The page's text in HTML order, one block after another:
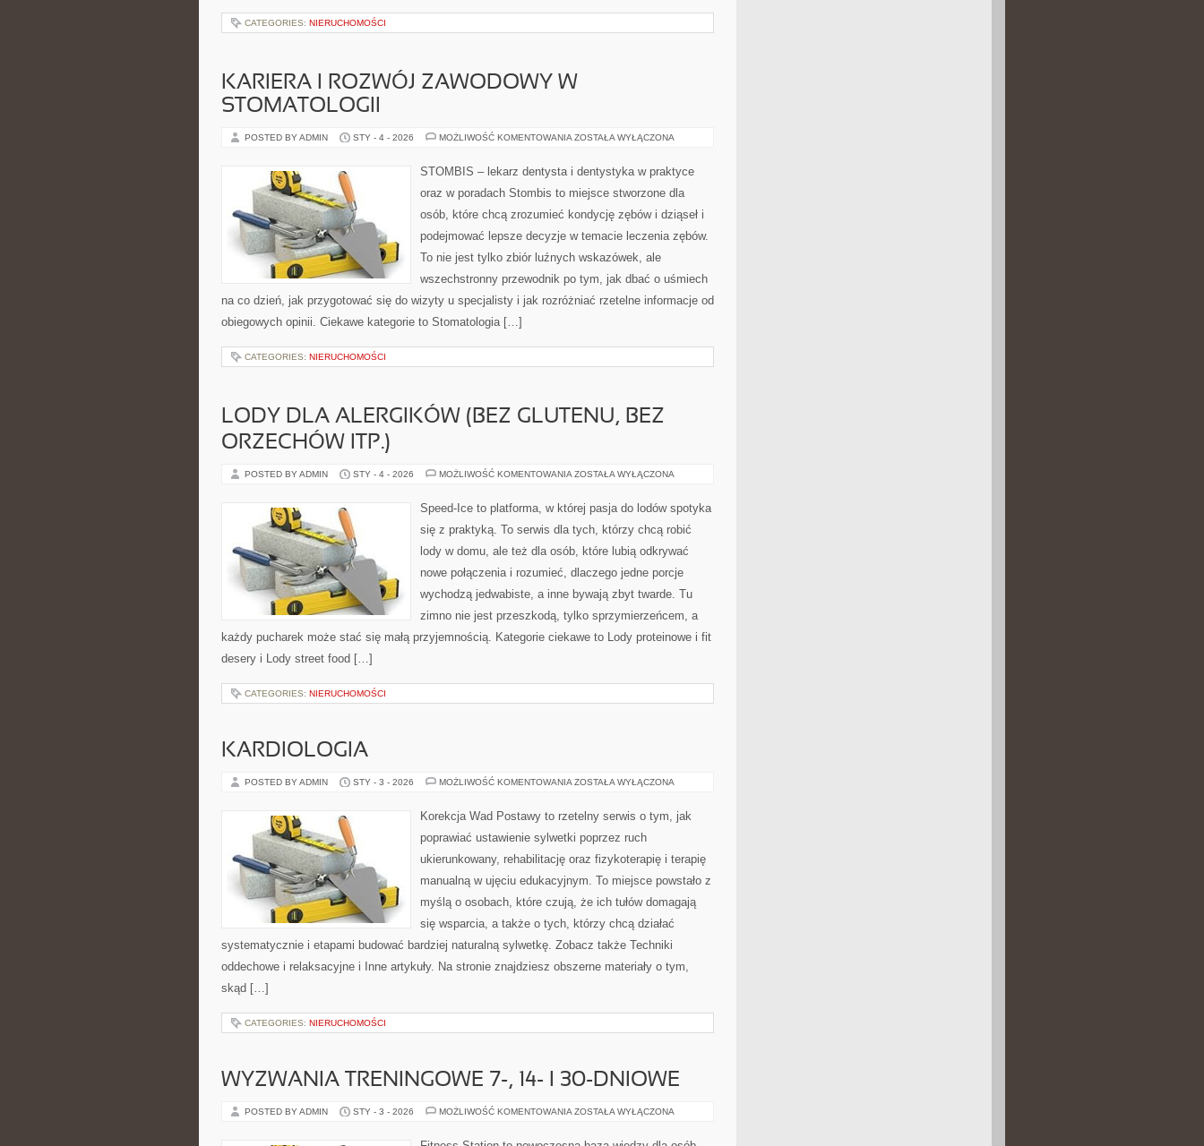
CATEGORIES: NIERUCHOMOŚCI
KARIERA I ROZWÓJ ZAWODOWY W
STOMATOLOGII
POSTED BY ADMIN STY - 4 - 2026 MOŻLIWOŚĆ KOMENTOWANIA KARIERA
ZAWODOWY
W
ZOSTAŁA WYŁĄCZONA
STOMBIS – lekarz dentysta i dentystyka w praktyce
oraz w poradach Stombis to miejsce stworzone dla
osób, które chcą zrozumieć kondycję zębów i dziąseł i
podejmować lepsze decyzje w temacie leczenia zębów.
To nie jest tylko zbiór luźnych wskazówek, ale
wszechstronny przewodnik po tym, jak dbać o uśmiech
na co dzień, jak przygotować się do wizyty u specjalisty i jak rozróżniać rzetelne informacje od
obiegowych opinii. Ciekawe kategorie to Stomatologia […]
CATEGORIES: NIERUCHOMOŚCI
LODY DLA ALERGIKÓW (BEZ GLUTENU, BEZ
ORZECHÓW ITP.)
POSTED BY ADMIN STY - 4 - 2026 MOŻLIWOŚĆ KOMENTOWANIA LODY
(BEZ
GLUTENU,
ORZECHÓW
ZOSTAŁA WYŁĄCZONA
Speed-Ice to platforma, w której pasja do lodów spotyka
się z praktyką. To serwis dla tych, którzy chcą robić
lody w domu, ale też dla osób, które lubią odkrywać
nowe połączenia i rozumieć, dlaczego jedne porcje
wychodzą jedwabiste, a inne bywają zbyt twarde. Tu
zimno nie jest przeszkodą, tylko sprzymierzeńcem, a
każdy pucharek może stać się małą przyjemnością. Kategorie ciekawe to Lody proteinowe i fit
desery i Lody street food […]
CATEGORIES: NIERUCHOMOŚCI
KARDIOLOGIA
POSTED BY ADMIN STY - 3 - 2026 MOŻLIWOŚĆ KOMENTOWANIA KARDIOLOGIA
ZOSTAŁA WYŁĄCZONA
Korekcja Wad Postawy to rzetelny serwis o tym, jak
poprawiać ustawienie sylwetki poprzez ruch
ukierunkowany, rehabilitację oraz fizykoterapię i terapię
manualną w ujęciu edukacyjnym. To miejsce powstało z
myślą o osobach, które czują, że ich tułów domagają
się wsparcia, a także o tych, którzy chcą działać
systematycznie i etapami budować bardziej naturalną sylwetkę. Zobacz także Techniki
oddechowe i relaksacyjne i Inne artykuły. Na stronie znajdziesz obszerne materiały o tym,
skąd […]
CATEGORIES: NIERUCHOMOŚCI
WYZWANIA TRENINGOWE 7-, 14- I 30-DNIOWE
POSTED BY ADMIN STY - 3 - 2026 MOŻLIWOŚĆ KOMENTOWANIA WYZWANIA
14-
ZOSTAŁA WYŁĄCZONA